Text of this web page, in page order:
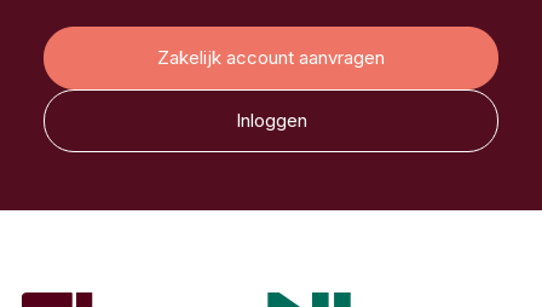
Zakelijk account aanvragen
Inloggen